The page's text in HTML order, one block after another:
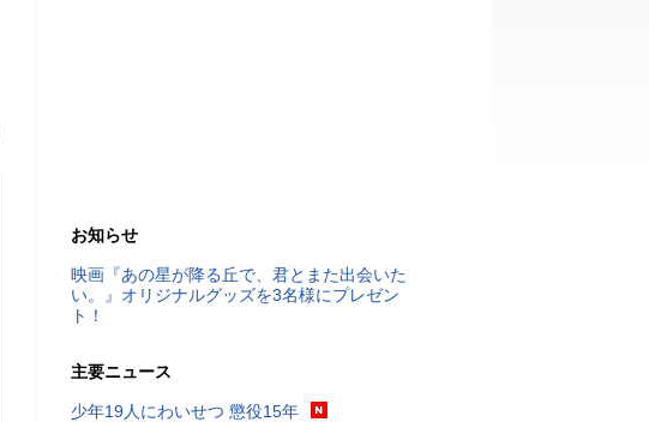
お知らせ
映画『あの星が降る丘で、君とまた出会いた
い。』オリジナルグッズを3名様にプレゼン
ト！
主要ニュース
少年19人にわいせつ 懲役15年